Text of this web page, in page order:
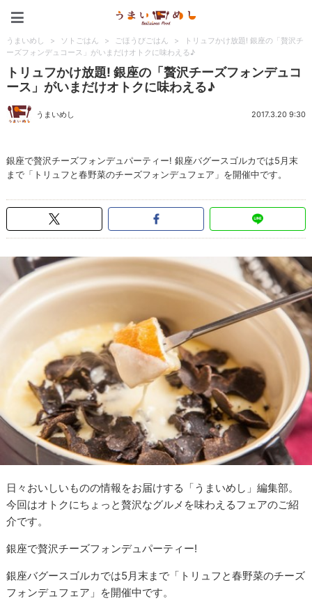
うまいめし > ソトごはん > ごほうびごはん >
トリュフかけ放題! 銀座の「贅沢チ
ーズフォンデュコース」がいまだけオトクに味わえる♪
トリュフかけ放題! 銀座の「贅沢チーズフォンデュコ
ース」がいまだけオトクに味わえる♪
うまいめし 2017.3.20 9:30
銀座で贅沢チーズフォンデュパーティー! 銀座バグースゴルカでは5月末
まで「トリュフと春野菜のチーズフォンデュフェア」を開催中です。
日々おいしいものの情報をお届けする「うまいめし」編集部。
今回はオトクにちょっと贅沢なグルメを味わえるフェアのご紹
介です。
銀座で贅沢チーズフォンデュパーティー!
銀座バグースゴルカでは5月末まで「トリュフと春野菜のチーズ
フォンデュフェア」を開催中です。